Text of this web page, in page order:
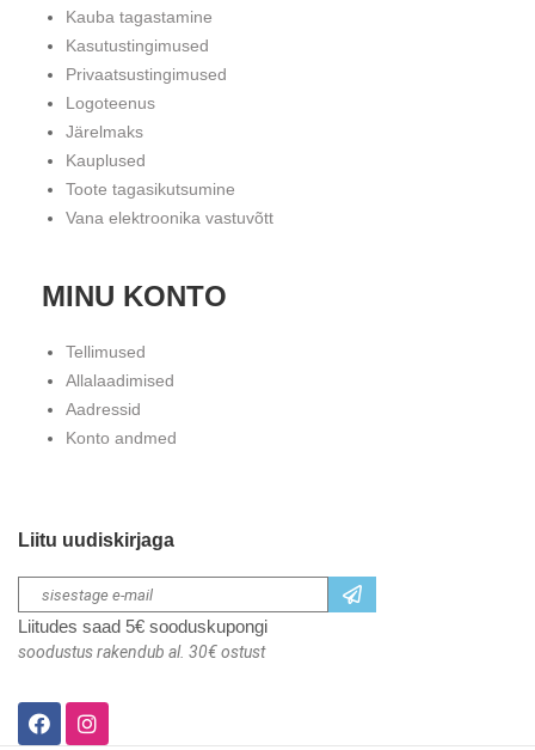
Kauba tagastamine
Kasutustingimused
Privaatsustingimused
Logoteenus
Järelmaks
Kauplused
Toote tagasikutsumine
Vana elektroonika vastuvõtt
MINU KONTO
Tellimused
Allalaadimised
Aadressid
Konto andmed
Liitu uudiskirjaga
Liitudes saad 5€ sooduskupongi
soodustus rakendub al. 30€ ostust